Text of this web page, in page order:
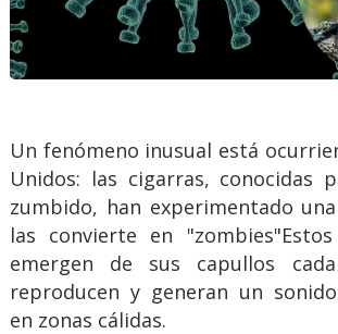
Un fenómeno inusual está
Unidos: las cigarras, conocidas
zumbido, han experimentado
las convierte en
emergen de sus capullos
reproducen y generan un
en zonas cálidas.